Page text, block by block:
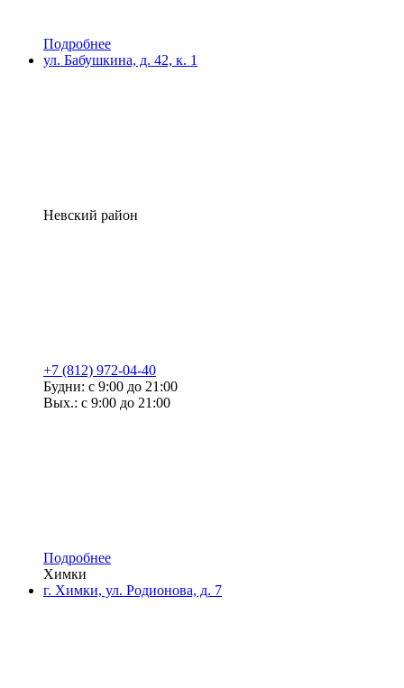
Подробнее
ул. Бабушкина, д. 42, к. 1
Невский район
+7 (812) 972-04-40
Будни: с 9:00 до 21:00
Вых.: с 9:00 до 21:00
Подробнее
Химки
г. Химки, ул. Родионова, д. 7